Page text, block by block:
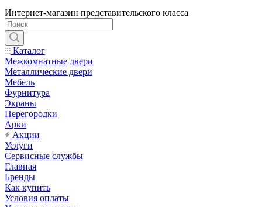
Интернет-магазин представительского класса
Каталог
Межкомнатные двери
Металлические двери
Мебель
Фурнитура
Экраны
Перегородки
Арки
Акции
Услуги
Сервисные службы
Главная
Бренды
Как купить
Условия оплаты